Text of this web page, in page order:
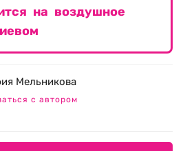
на воздушное
Мельникова
с автором